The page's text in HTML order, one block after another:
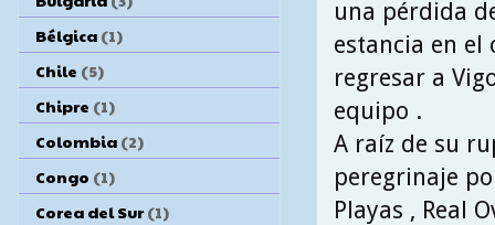
una pérdida
estancia en
regresar a
equipo .
A raíz de su
peregrinaje
Playas , Real
Bélgica (1)
Chile (5)
Chipre (1)
Colombia (2)
Congo (1)
Corea del Sur (1)